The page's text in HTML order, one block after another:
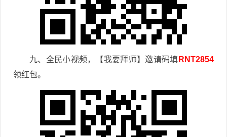
九、全民小视频，【我要拜师】邀请码填 RNT2854
领红包。